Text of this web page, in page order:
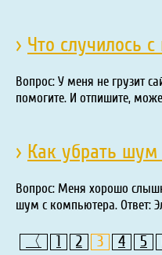
› Что случилось
Вопрос: У меня не грузит
помогите. И отпишите,
› Как убрать шум
Вопрос: Меня хорошо
шум с компьютера. Ответ:
〈 1 2 3 4 5